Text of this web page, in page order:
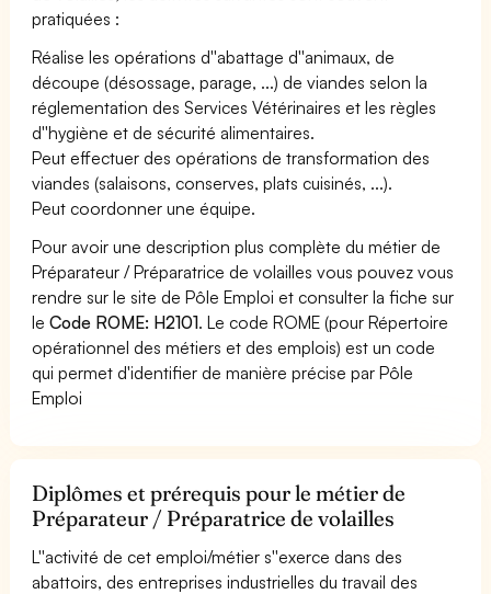
pratiquées :
Réalise les opérations d''abattage d''animaux, de
découpe (désossage, parage, ...) de viandes selon la
réglementation des Services Vétérinaires et les règles
d''hygiène et de sécurité alimentaires.
Peut effectuer des opérations de transformation des
viandes (salaisons, conserves, plats cuisinés, ...).
Peut coordonner une équipe.
Pour avoir une description plus complète du métier de
Préparateur / Préparatrice de volailles vous pouvez vous
rendre sur le site de Pôle Emploi et consulter la fiche sur
leCode ROME: H2101. Le code ROME (pour Répertoire
opérationnel des métiers et des emplois) est un code
qui permet d'identifier de manière précise par Pôle
Emploi
Diplômes et prérequis pour le métier de
Préparateur / Préparatrice de volailles
L''activité de cet emploi/métier s''exerce dans des
abattoirs, des entreprises industrielles du travail des